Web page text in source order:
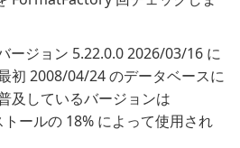
ージョン 5.22.0.0 2026/03/16 に
初 2008/04/24 のデータベースに
及しているバージョンは
ールの 18% によって使用され